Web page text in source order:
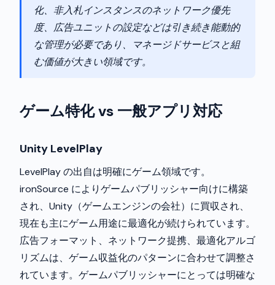
化、非入札インスタンスのネットワーク優先
度、広告ユニットの設定などは引き続き能動的
な管理が必要であり、マネージドサービスと組
む価値が大きい領域です。
ゲーム特化 vs 一般アプリ対応
Unity LevelPlay
LevelPlay の出自は明確にゲーム領域です。
ironSource によりゲームパブリッシャー向けに構築
され、Unity（ゲームエンジンの会社）に買収され、
現在も主にゲーム用途に最適化が続けられています。
広告フォーマット、ネットワーク提携、最適化アルゴ
リズムは、ゲーム収益化のパターンに合わせて調整さ
れています。ゲームパブリッシャーにとっては明確な